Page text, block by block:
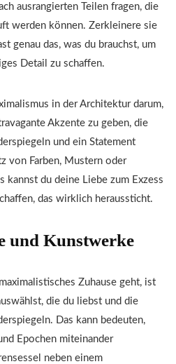
ausrangierten Teilen fragen, die
werden können. Zerkleinere sie
genau das, was du brauchst, um
Detail zu schaffen.
in der Architektur darum,
Akzente zu geben, die
und ein Statement
von Farben, Mustern oder
kannst du deine Liebe zum Exzess
das wirklich heraussticht.
und Kunstwerke
Zuhause geht, ist
die du liebst und die
Das kann bedeuten,
Epochen miteinander
neben einem